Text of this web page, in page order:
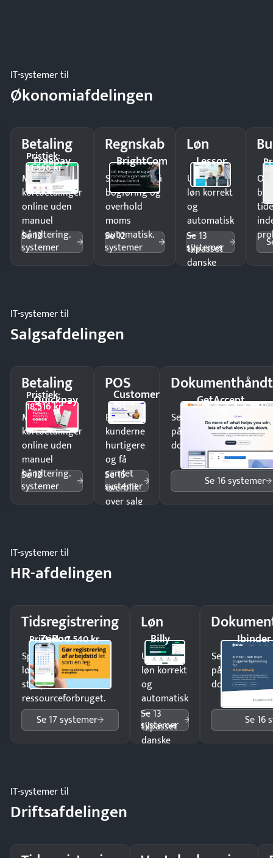
IT-systemer til
Økonomiafdelingen
Betaling
Freepay
Pristjek:
11.556 kr
Modtag
kortbetalinger
online uden
manuel
håndtering.
Se 12
systemer
Regnskab
BrightCom
Spar timer på
bogføring og
overhold
moms
automatisk.
Se 12
systemer
Løn
Lessor
Udbetal
løn korrekt
og
automatisk
—
tilpasset
danske
Se 13
systemer
IT-systemer til
Salgsafdelingen
Betaling
Quickpay
Pristjek:
18.516 kr
Modtag
kortbetalinger
online uden
manuel
håndtering.
Se 12
systemer
POS
Customer
1st
Ekspedér
kunderne
hurtigere
og få
samlet
overblik
over salg
Se 15
systemer
GetAccept
Send kontrakter til
på minutter og mist
dokumenter.
Se 16 systemer
IT-systemer til
HR-afdelingen
Tidsregistrering
ZeBon
Pristjek: 7.540 kr
Spar tid på
lønberegning og få
styr på
ressourceforbruget.
Se 17 systemer
Løn
Billy
Udbetal
løn korrekt
og
automatisk
—
tilpasset
danske
Se 13
systemer
Ibinder
Send
på minutter
dokumenter.
Se 16
IT-systemer til
Driftsafdelingen